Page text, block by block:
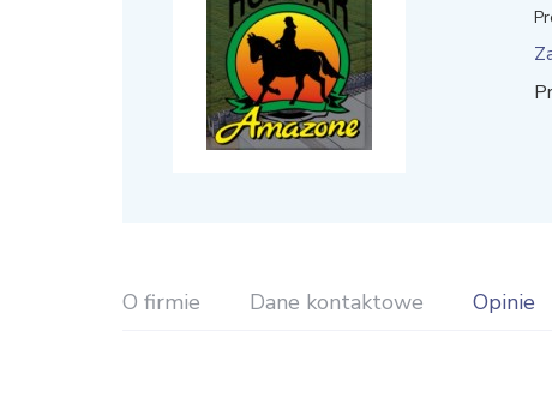
O firmie Dane kontaktowe Opinie